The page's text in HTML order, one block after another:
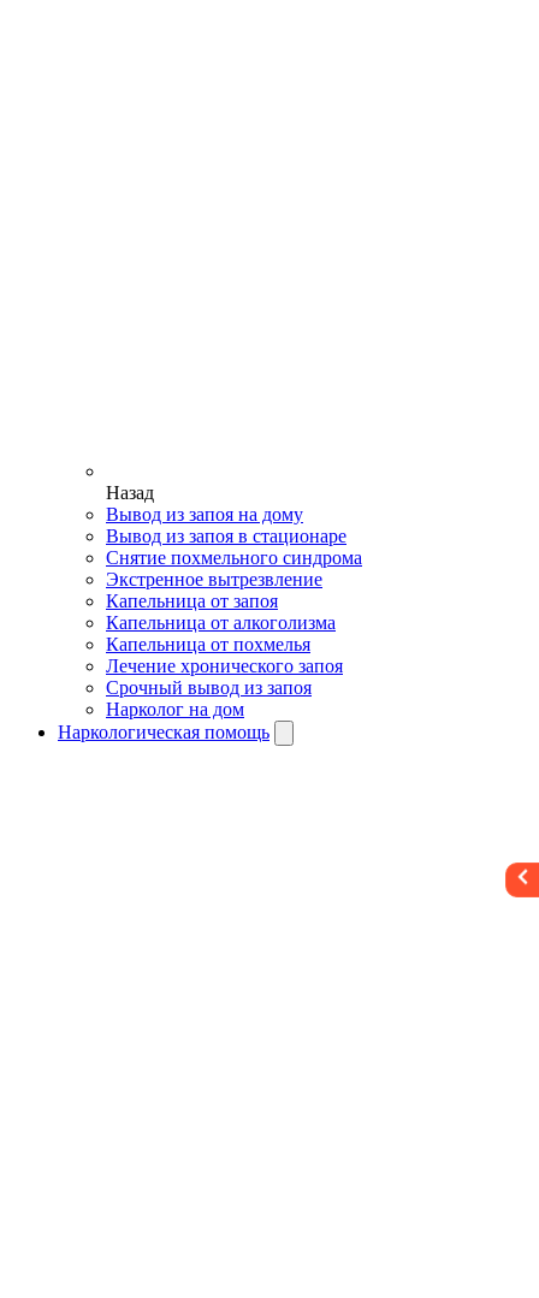
Назад
Вывод из запоя на дому
Вывод из запоя в стационаре
Снятие похмельного синдрома
Экстренное вытрезвление
Капельница от запоя
Капельница от алкоголизма
Капельница от похмелья
Лечение хронического запоя
Срочный вывод из запоя
Нарколог на дом
Наркологическая помощь